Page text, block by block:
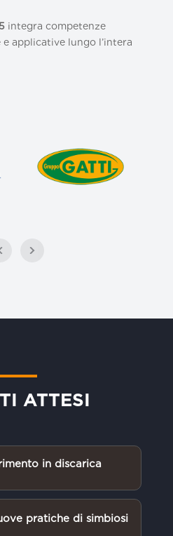
integra competenze
applicative lungo l’intera
ATTESI
in discarica
pratiche di simbiosi